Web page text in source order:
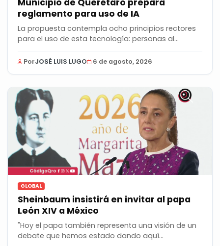
Municipio de Querétaro prepara
reglamento para uso de IA
La propuesta contempla ocho principios rectores
para el uso de esta tecnología: personas al
PorJOSÉ LUIS LUGO 6 de agosto, 2026
GLOBAL
Sheinbaum insistirá en invitar al papa
León XIV a México
"Hoy el papa también representa una visión de un
debate que hemos estado dando aquí